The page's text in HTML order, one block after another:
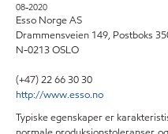
08-2020
Esso Norge AS
Drammensveien 149, Postboks
N-0213 OSLO
(+47) 22 66 30 30
http://www.esso.no
Typiske egenskaper er